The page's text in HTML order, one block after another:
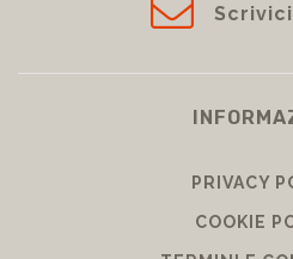
Scrivici
PRIVACY
COOKIE